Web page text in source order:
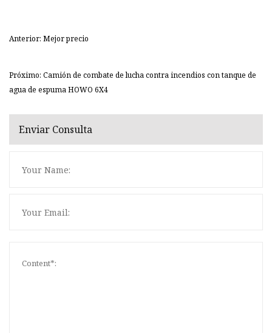
Anterior: Mejor precio
Próximo: Camión de combate de lucha contra incendios con tanque de
agua de espuma HOWO 6X4
Enviar Consulta